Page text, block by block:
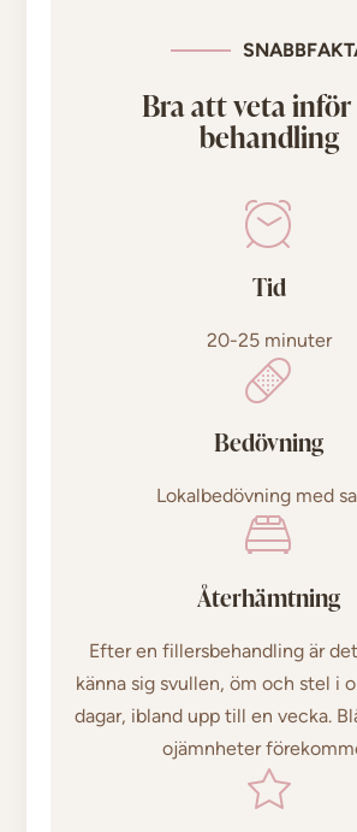
Bra att veta
behandling
Tid
20-25 minuter
Bedövning
Lokalbedövning med
Återhämtning
Efter en fillersbehandling är
känna sig svullen, öm och stel i
dagar, ibland upp till en vecka.
ojämnheter